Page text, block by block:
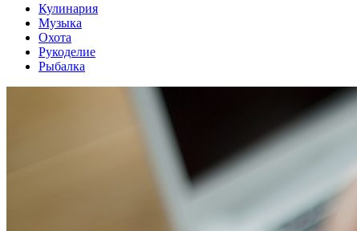
Кулинария
Музыка
Охота
Рукоделие
Рыбалка